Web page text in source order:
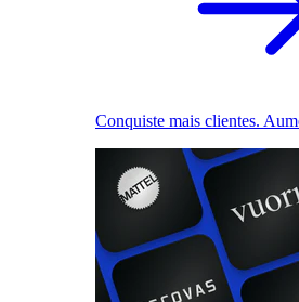
Conquiste mais clientes.